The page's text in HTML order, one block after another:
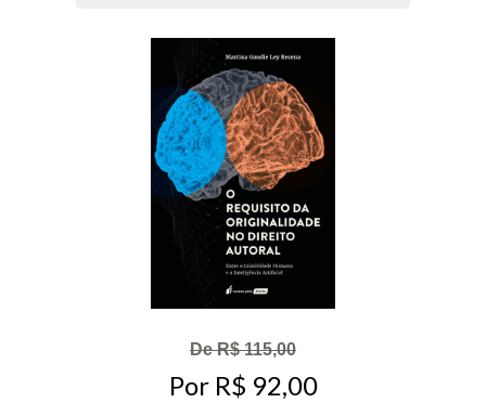
De R$ 115,00
Por R$ 92,00